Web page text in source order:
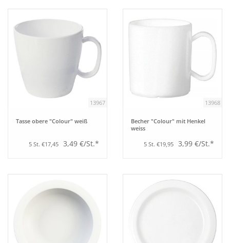
Bar
Aufsteller
Tafeln
Berufsbekleidung
13967
Tasse obere "Colour" weiß
5 St. €17,45 3,49 €/St.*
13968
Becher "Colour" mit Henkel
weiss
5 St. €19,95 3,99 €/St.*